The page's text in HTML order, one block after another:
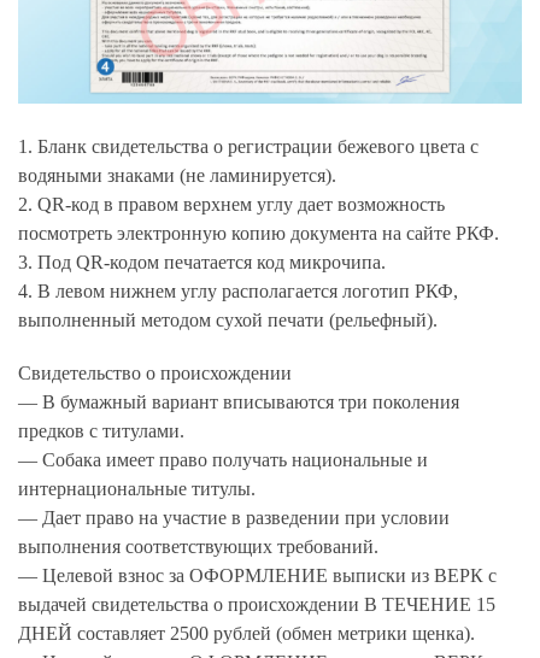
1. Бланк свидетельства о регистрации бежевого цвета с
водяными знаками (не ламинируется).
2. QR-код в правом верхнем углу дает возможность
посмотреть электронную копию документа на сайте РКФ.
3. Под QR-кодом печатается код микрочипа.
4. В левом нижнем углу располагается логотип РКФ,
выполненный методом сухой печати (рельефный).
Свидетельство о происхождении
— В бумажный вариант вписываются три поколения
предков с титулами.
— Собака имеет право получать национальные и
интернациональные титулы.
— Дает право на участие в разведении при условии
выполнения соответствующих требований.
— Целевой взнос за ОФОРМЛЕНИЕ выписки из ВЕРК с
выдачей свидетельства о происхождении В ТЕЧЕНИЕ 15
ДНЕЙ составляет 2500 рублей (обмен метрики щенка).